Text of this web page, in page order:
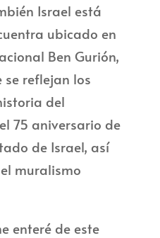
Israel está
ubicado en
Ben Gurión,
se reflejan los
del
75 aniversario de
de Israel, así
muralismo
de este